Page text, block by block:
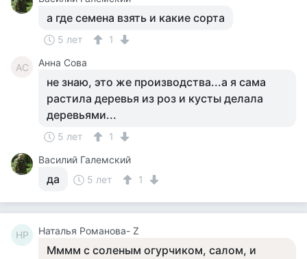
а где семена взять и какие сорта
5 лет 1
АС Анна Сова
не знаю, это же производства...а я сама
растила деревья из роз и кусты делала
деревьями...
5 лет
1
Василий Галемский
да 5 лет 1
НР Наталья Романова- Z
Мммм с соленым огурчиком, салом, и